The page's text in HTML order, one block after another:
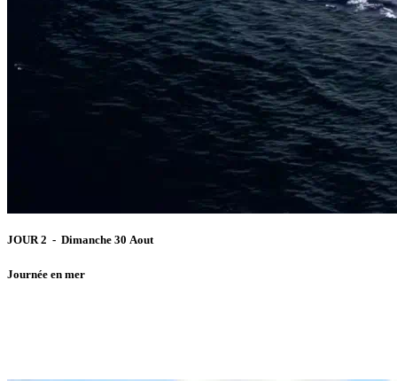
JOUR 2 - Dimanche 30 Aout
Journée en mer